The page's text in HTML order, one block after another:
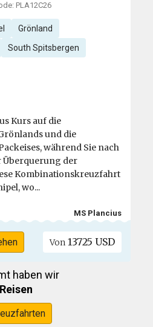
PLA12C26
Grönland
South Spitsbergen
Kurs auf die
und die
während Sie nach
Überquerung der
Kombinationskreuzfahrt
wo...
MS Plancius
Von 13725 USD
haben wir